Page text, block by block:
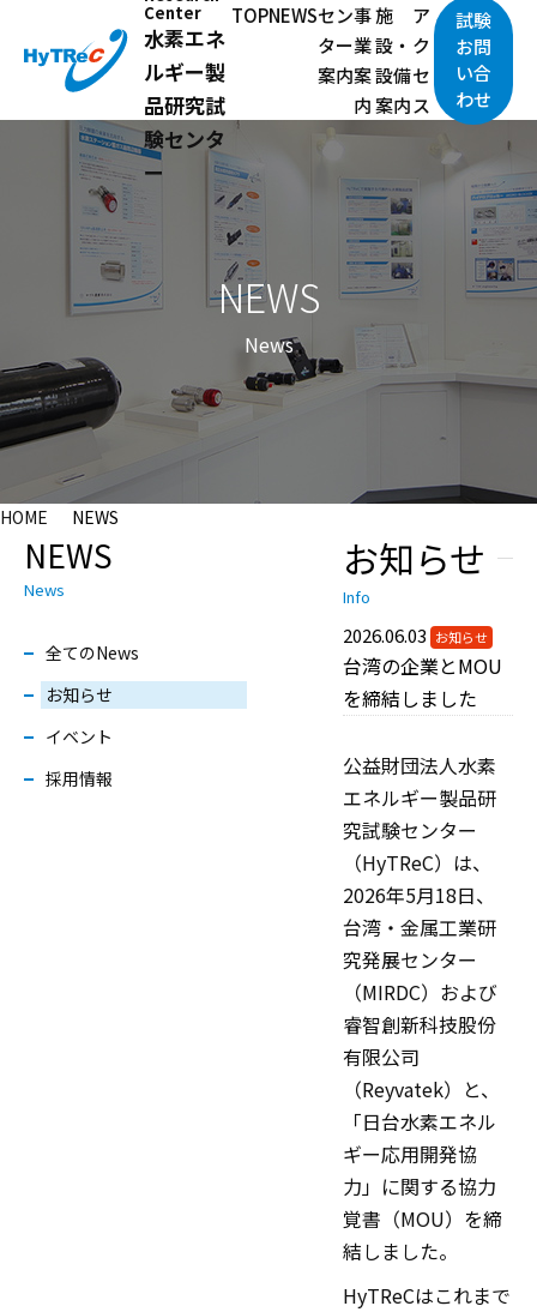
Center
水素エネ
ルギー製
品研究試
験センタ
ー
TOPNEWSセン
ター
案内
事
業
案
内
施
設・
設備
案内
ア
ク
セ
ス
試験
お問
い合
わせ
NEWS
News
HOME NEWS
NEWS
News
全てのNews
お知らせ
イベント
採用情報
お知らせ
Info
2026.06.03 お知らせ
台湾の企業とMOU
を締結しました
公益財団法人水素
エネルギー製品研
究試験センター
（HyTReC）は、
2026年5月18日、
台湾・金属工業研
究発展センター
（MIRDC）および
睿智創新科技股份
有限公司
（Reyvatek）と、
「日台水素エネル
ギー応用開発協
力」に関する協力
覚書（MOU）を締
結しました。
HyTReCはこれまで